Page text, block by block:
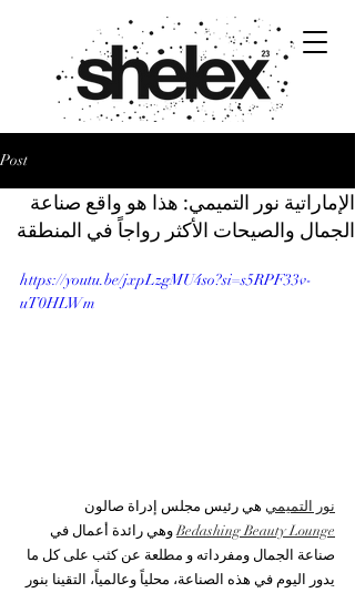
Post
الإماراتية نور التميمي: هذا هو واقع صناعة
الجمال والصيحات الأكثر رواجاً في المنطقة
https://youtu.be/jxpLzgMU4so?si=s5RPF33v-
uT0HLWm
نور التميمي هي رئيس مجلس إدراة صالون
Bedashing Beauty Lounge وهي رائدة أعمال في
صناعة الجمال ومفرداته و مطلعة عن كثب على كل ما
يدور اليوم في هذه الصناعة، محلياً وعالمياً، التقينا بنور